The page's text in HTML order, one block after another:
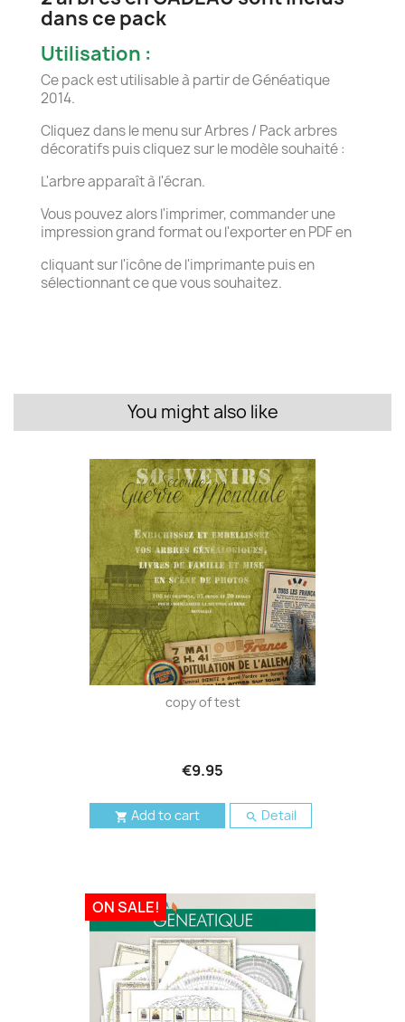
dans ce pack
Utilisation :
Ce pack est utilisable à partir de Généatique
2014.
Cliquez dans le menu sur Arbres / Pack arbres
décoratifs puis cliquez sur le modèle souhaité :
L'arbre apparaît à l'écran.
Vous pouvez alors l'imprimer, commander une
impression grand format ou l'exporter en PDF en
cliquant sur l'icône de l'imprimante puis en
sélectionnant ce que vous souhaitez.
You might also like
copy of test
€9.95
 Add to cart  Detail
ON SALE!